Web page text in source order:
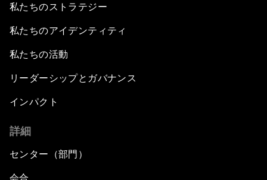
私たちのストラテジー
私たちのアイデンティティ
私たちの活動
リーダーシップとガバナンス
インパクト
詳細
センター（部門）
会合